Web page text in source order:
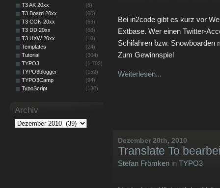
Bei in2code gibt es kurz vor
Extbase. Wer einen Twitter-
Schifahren bzw. Snowboarden
Zum Gewinnspiel
Weiterlesen...
Dezember 20th, 2010
Translate To
Stefan Frömken in TYPO3
T3 AK 20xx
(6)
T3 Board 20xx
(60)
T3 CON 20xx
(69)
T3 DD 20xx
(68)
T3 UXW 20xx
(10)
Templates
(24)
Tutorial
(304)
TYPO3
(1.702)
TYPO3blogger
(152)
TYPO3Camp
(94)
TypoScript
(130)
Archiv